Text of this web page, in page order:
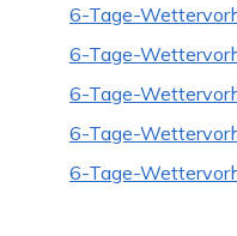
6-Tage-
6-Tage-
6-Tage-
6-Tage-
6-Tage-